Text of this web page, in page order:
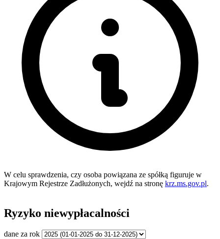
W celu sprawdzenia, czy osoba powiązana ze spółką figuruje w
Krajowym Rejestrze Zadłużonych, wejdź na stronę krz.ms.gov.pl.
Ryzyko niewypłacalności
dane za rok